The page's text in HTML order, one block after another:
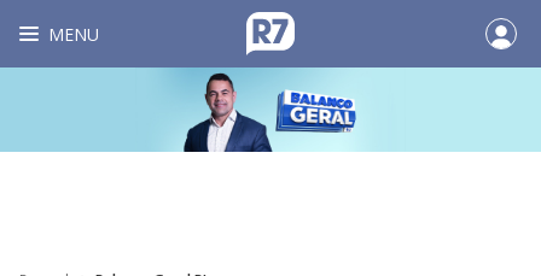
MENU